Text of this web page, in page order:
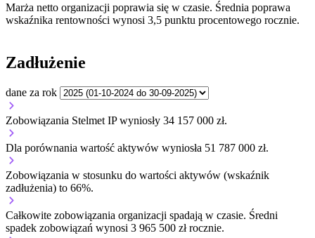
Marża netto organizacji poprawia się w czasie. Średnia poprawa
wskaźnika rentowności wynosi 3,5 punktu procentowego rocznie.
Zadłużenie
dane za rok
Zobowiązania Stelmet IP wyniosły 34 157 000 zł.
Dla porównania wartość aktywów wyniosła 51 787 000 zł.
Zobowiązania w stosunku do wartości aktywów (wskaźnik
zadłużenia) to 66%.
Całkowite zobowiązania organizacji spadają w czasie. Średni
spadek zobowiązań wynosi 3 965 500 zł rocznie.